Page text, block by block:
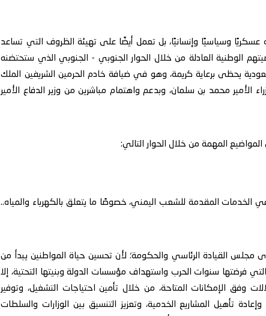
وسياسيًا وإنسانيًا، بل تعمل أيضًا على تهيئة الظروف التي تساعد
الوطنية العادلة من خلال الحوار الجنوبي - الجنوبي الذي ستحتضنه
يحظى برعاية كريمة، وهو في ضيافة خادم الحرمين الشريفين الملك
الأمير محمد بن سلمان، وبدعم واهتمام مباشرين من وزير الدفاع الأمير
المهمة من خلال الحوار التالي:
الخدمات المقدمة للشعب اليمني، خصوصًا ما يتعلق بالكهرباء والمياه..
القيادة الرئاسي والحكومة؛ لأن تحسين حياة المواطنين يبدأ من
التي فرضتها سنوات الحرب واستهداف مؤسسات الدولة وبنيتها التحتية، إلا
وفق الإمكانات المتاحة، من خلال تأمين احتياجات التشغيل، وتوفير
تأهيل المشاريع الخدمية، وتعزيز التنسيق بين الوزارات والسلطات